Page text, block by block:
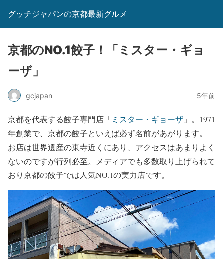
グッチジャパンの京都最新グルメ
京都のNO.1餃子！「ミスター・ギョ
ーザ」
gcjapan 5年前
京都を代表する餃子専門店「 ミスター・ギョーザ 」。1971
年創業で、京都の餃子といえば必ず名前があがります。
お店は世界遺産の東寺近くにあり、アクセスはあまりよく
ないのですが行列必至。メディアでも多数取り上げられて
おり京都の餃子では人気NO.1の実力店です。